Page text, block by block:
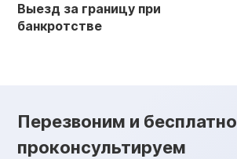
Выезд за границу при
банкротстве
Перезвоним и бесплатно
проконсультируем